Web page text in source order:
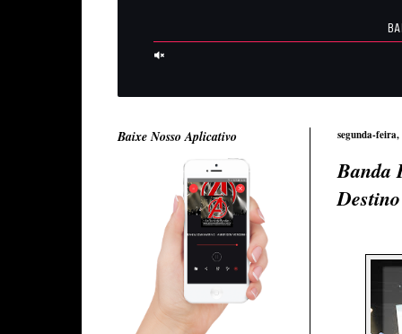
segunda-
Banda
Destino
Baixe Nosso Aplicativo